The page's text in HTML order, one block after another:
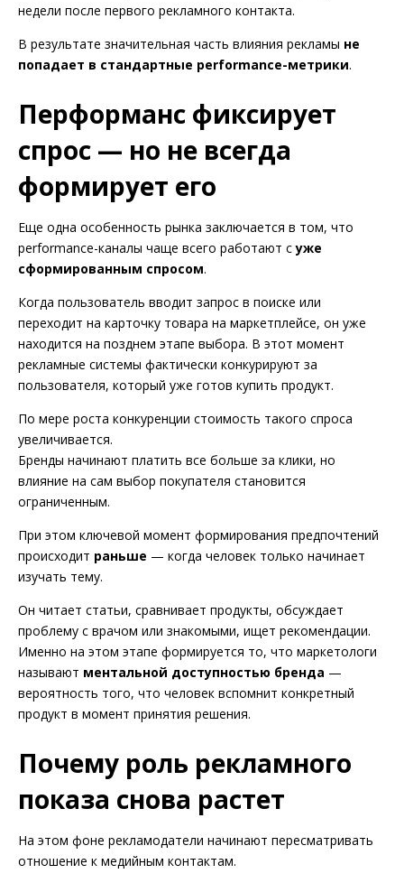
недели после первого рекламного контакта.
В результате значительная часть влияния рекламы не
попадает в стандартные performance-метрики.
Перформанс фиксирует
спрос — но не всегда
формирует его
Еще одна особенность рынка заключается в том, что
performance-каналы чаще всего работают суже
сформированным спросом.
Когда пользователь вводит запрос в поиске или
переходит на карточку товара на маркетплейсе, он уже
находится на позднем этапе выбора. В этот момент
рекламные системы фактически конкурируют за
пользователя, который уже готов купить продукт.
По мере роста конкуренции стоимость такого спроса
увеличивается.
Бренды начинают платить все больше за клики, но
влияние на сам выбор покупателя становится
ограниченным.
При этом ключевой момент формирования предпочтений
происходит раньше — когда человек только начинает
изучать тему.
Он читает статьи, сравнивает продукты, обсуждает
проблему с врачом или знакомыми, ищет рекомендации.
Именно на этом этапе формируется то, что маркетологи
называют ментальной доступностью бренда —
вероятность того, что человек вспомнит конкретный
продукт в момент принятия решения.
Почему роль рекламного
показа снова растет
На этом фоне рекламодатели начинают пересматривать
отношение к медийным контактам.